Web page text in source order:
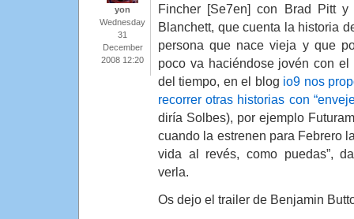
yon
Wednesday
31
December
2008 12:20
Fincher [Se7en] con Brad Pitt y
Blanchett, que cuenta la historia
persona que nace vieja y que
poco va haciéndose jovén con el
del tiempo, en el blog io9 nos
recorrer otras historias con
diría Solbes), por ejemplo
cuando la estrenen para Febrero
vida al revés, como puedas”,
verla.
Os dejo el trailer de Benjamin